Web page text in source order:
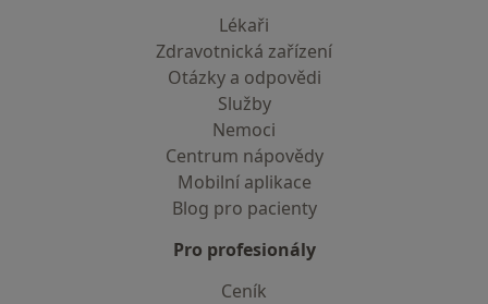
Lékaři
Zdravotnická zařízení
Otázky a odpovědi
Služby
Nemoci
Centrum nápovědy
Mobilní aplikace
Blog pro pacienty
Pro profesionály
Ceník